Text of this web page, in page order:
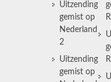
Uitzending
gemist op
Nederland
2
Uitzending
gemist op